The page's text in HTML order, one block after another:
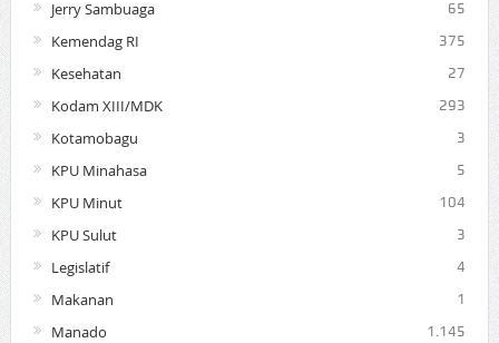
Jerry Sambuaga 65
Kemendag RI 375
Kesehatan 27
Kodam XIII/MDK 293
Kotamobagu 3
KPU Minahasa 5
KPU Minut 104
KPU Sulut 3
Legislatif 4
Makanan 1
Manado 1.145